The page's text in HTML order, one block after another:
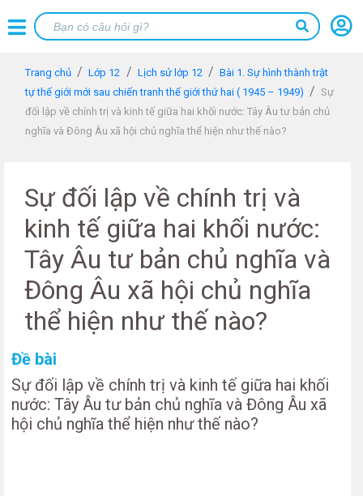
Trang chủ Lớp 12 Lịch sử lớp 12
Bài 1. Sự hình thành trật
tự thế giới mới sau chiến tranh thế giới thứ hai ( 1945 – 1949)
Sự
đối lập về chính trị và kinh tế giữa hai khối nước: Tây Âu tư bản chủ
nghĩa và Đông Âu xã hội chủ nghĩa thể hiện như thế nào?
Sự đối lập về chính trị và
kinh tế giữa hai khối nước:
Tây Âu tư bản chủ nghĩa và
Đông Âu xã hội chủ nghĩa
thể hiện như thế nào?
Đề bài
Sự đối lập về chính trị và kinh tế giữa hai khối
nước: Tây Âu tư bản chủ nghĩa và Đông Âu xã
hội chủ nghĩa thể hiện như thế nào?